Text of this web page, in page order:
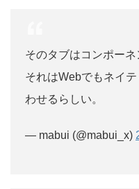
そのタブはコンポーネ
それはWebでもネイ
わせるらしい。
— mabui (@mabui_x)